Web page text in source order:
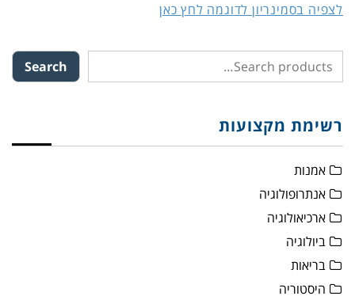
לצפיה בסמינריון לדוגמה לחץ כאן
Search
רשימת מקצועות
אמנות
אנתרופולוגיה
ארכיאולוגיה
ביולוגיה
בריאות
היסטוריה